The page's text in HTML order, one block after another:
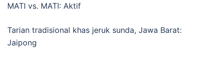
MATI vs. MATI: Aktif
Tarian tradisional khas jeruk sunda, Jawa Barat:
Jaipong